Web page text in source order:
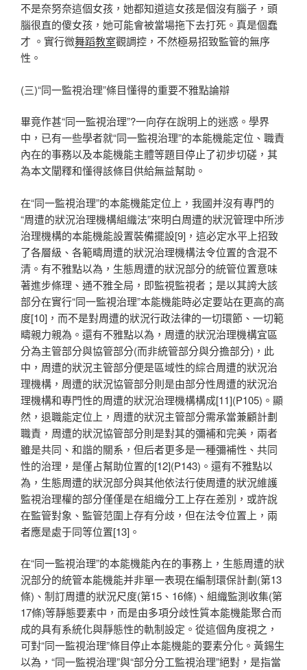
不是奈努奈這個女孩，她都知道這女孩是個沒有腦子，頭
腦很直的傻女孩，她可能會被當場拖下去打死。真是個蠢
才 。實行微舞蹈教室觀調控，不然極易招致監管的無序
性。
(三)“同一監視治理”條目懂得的重要不雅點論辯
畢竟作甚“同一監視治理”?一向存在說明上的迷惑。學界
中，已有一些學者就“同一監視治理”的本能機能定位、職責
內在的事務以及本能機能主體等題目停止了初步切磋，其
為本文闡釋和懂得該條目供給無益幫助。
在“同一監視治理”的本能機能定位上，我國并沒有專門的
“周遭的狀況治理機構組織法”來明白周遭的狀況管理中所涉
治理機構的本能機能設置裝備擺設[9]，這必定水平上招致
了各層級、各範疇周遭的狀況治理機構法令位置的含混不
清。有不雅點以為，生態周遭的狀況部分的統管位置意味
著進步條理、通不雅全局，即監視監視者；是以其誇大該
部分在實行“同一監視治理”本能機能時必定要站在更高的高
度[10]，而不是對周遭的狀況行政法律的一切環節、一切範
疇親力親為。還有不雅點以為，周遭的狀況治理機構宜區
分為主管部分與協管部分(而非統管部分與分擔部分)，此
中，周遭的狀況主管部分便是區域性的綜合周遭的狀況治
理機構，周遭的狀況協管部分則是由部分性周遭的狀況治
理機構和專門性的周遭的狀況治理機構構成[11](P105)。顯
然，退職能定位上，周遭的狀況主管部分需承當兼顧計劃
職責，周遭的狀況協管部分則是對其的彌補和完美，兩者
雖是共同、和諧的關系，但后者更多是一種彌補性、共同
性的治理，是僅占幫助位置的[12](P143)。還有不雅點以
為，生態周遭的狀況部分與其他依法行使周遭的狀況維護
監視治理權的部分僅僅是在組織分工上存在差別，或許說
在監管對象、監管范圍上存有分歧，但在法令位置上，兩
者應是處于同等位置[13]。
在“同一監視治理”的本能機能內在的事務上，生態周遭的狀
況部分的統管本能機能并非單一表現在編制環保計劃(第13
條)、制訂周遭的狀況尺度(第15、16條)、組織監測收集(第
17條)等靜態要素中，而是由多項分歧性質本能機能聚合而
成的具有系統化與靜態性的軌制設定。從這個角度視之，
可對“同一監視治理”條目停止本能機能的要素分化。黃錫生
以為，“同一監視治理”與“部分分工監視治理”絕對，是指當